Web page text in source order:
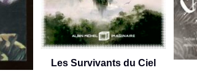
Les Survivants du Ciel